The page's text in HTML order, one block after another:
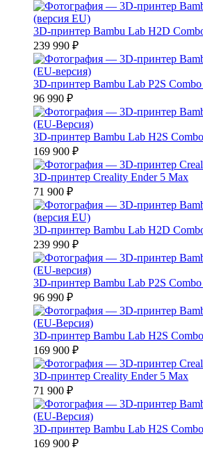
3D-принтер Bambu Lab H2D
239 990 ₽
3D-принтер Bambu Lab P2S
96 990 ₽
3D-принтер Bambu Lab H2S
169 900 ₽
3D-принтер Creality Ender 5 Max
71 900 ₽
3D-принтер Bambu Lab H2D
239 990 ₽
3D-принтер Bambu Lab P2S
96 990 ₽
3D-принтер Bambu Lab H2S
169 900 ₽
3D-принтер Creality Ender 5 Max
71 900 ₽
3D-принтер Bambu Lab H2S
169 900 ₽